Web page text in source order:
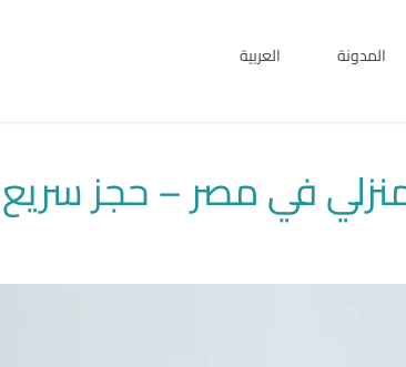
المدونة العربية
في مصر – حجز سريع